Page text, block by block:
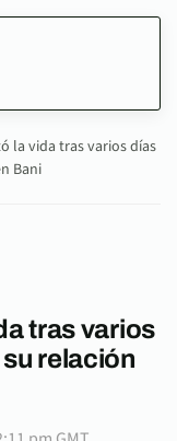
la vida tras varios días
Bani
tras varios
relación